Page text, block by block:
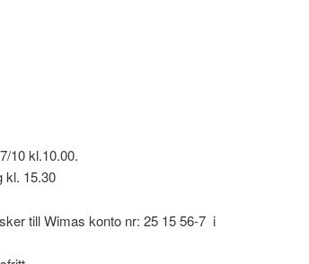
10 kl.10.00.
kl. 15.30
till Wimas konto nr: 25 15 56-7 i